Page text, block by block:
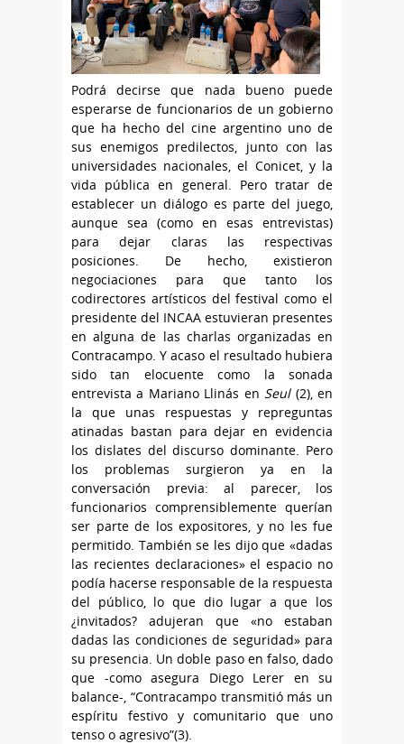
Podrá decirse que nada bueno puede
esperarse de funcionarios de un gobierno
que ha hecho del cine argentino uno de
sus enemigos predilectos, junto con las
universidades nacionales, el Conicet, y la
vida pública en general. Pero tratar de
establecer un diálogo es parte del juego,
aunque sea (como en esas entrevistas)
para dejar claras las respectivas
posiciones. De hecho, existieron
negociaciones para que tanto los
codirectores artísticos del festival como el
presidente del INCAA estuvieran presentes
en alguna de las charlas organizadas en
Contracampo. Y acaso el resultado hubiera
sido tan elocuente como la sonada
entrevista a Mariano Llinás en Seul(2), en
la que unas respuestas y repreguntas
atinadas bastan para dejar en evidencia
los dislates del discurso dominante. Pero
los problemas surgieron ya en la
conversación previa: al parecer, los
funcionarios comprensiblemente querían
ser parte de los expositores, y no les fue
permitido. También se les dijo que «dadas
las recientes declaraciones» el espacio no
podía hacerse responsable de la respuesta
del público, lo que dio lugar a que los
¿invitados? adujeran que «no estaban
dadas las condiciones de seguridad» para
su presencia. Un doble paso en falso, dado
que -como asegura Diego Lerer en su
balance-, “Contracampo transmitió más un
espíritu festivo y comunitario que uno
tenso o agresivo”(3).